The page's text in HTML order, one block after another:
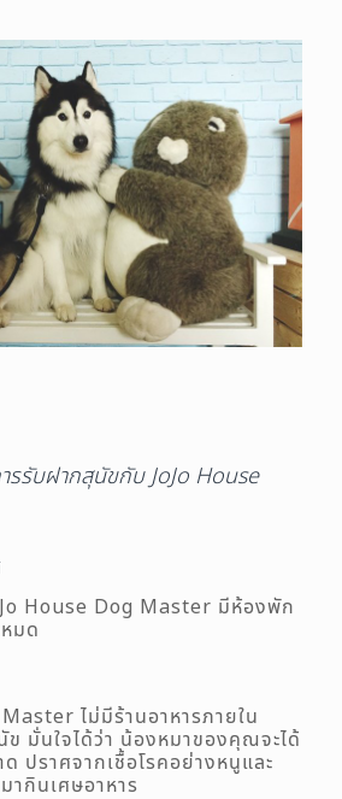
รรับฝากสุนัขกับ JoJo House
House Dog Master มีห้องพัก
มด
ไม่มีร้านอาหารภายใน
มั่นใจได้ว่า น้องหมาของคุณจะได้
ปราศจากเชื้อโรคอย่างหนูและ
ากินเศษอาหาร